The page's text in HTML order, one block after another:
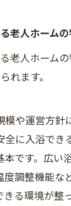
老人ホーム
老人ホーム
れます。
や運営方針
全に入浴でき
です。広い
度調整機能な
る環境が整